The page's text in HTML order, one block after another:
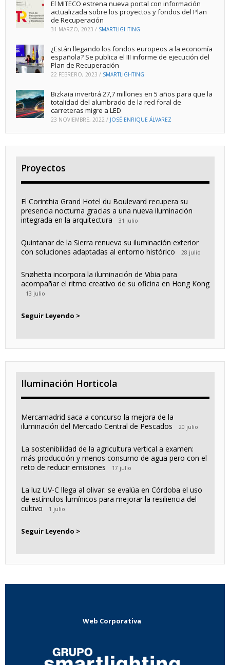
El MITECO estrena nueva portal con información
actualizada sobre los proyectos y fondos del Plan
de Recuperación
31 MARZO, 2023 / SMARTLIGHTING
¿Están llegando los fondos europeos a la economía
española? Se publica el III informe de ejecución del
Plan de Recuperación
22 FEBRERO, 2023 / SMARTLIGHTING
Bizkaia invertirá 27,7 millones en 5 años para que la
totalidad del alumbrado de la red foral de
carreteras migre a LED
23 NOVIEMBRE, 2022 / JOSÉ ENRIQUE ÁLVAREZ
Proyectos
El Corinthia Grand Hotel du Boulevard recupera su
presencia nocturna gracias a una nueva iluminación
integrada en la arquitectura
31 julio
Quintanar de la Sierra renueva su iluminación exterior
con soluciones adaptadas al entorno histórico
28 julio
Snøhetta incorpora la iluminación de Vibia para
acompañar el ritmo creativo de su oficina en Hong Kong
13 julio
Seguir Leyendo >
Iluminación Horticola
Mercamadrid saca a concurso la mejora de la
iluminación del Mercado Central de Pescados
20 julio
La sostenibilidad de la agricultura vertical a examen:
más producción y menos consumo de agua pero con el
reto de reducir emisiones
17 julio
La luz UV-C llega al olivar: se evalúa en Córdoba el uso
de estímulos lumínicos para mejorar la resiliencia del
cultivo
1 julio
Seguir Leyendo >
Web Corporativa